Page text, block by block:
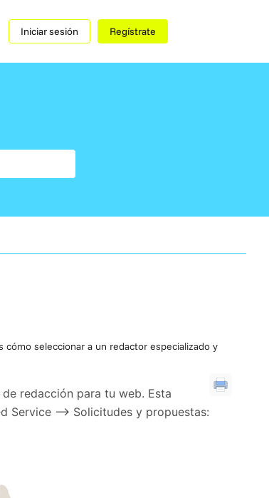
Iniciar sesión Regístrate
seleccionar a un redactor especializado y
redacción para tu web. Esta
Service –> Solicitudes y propuestas: